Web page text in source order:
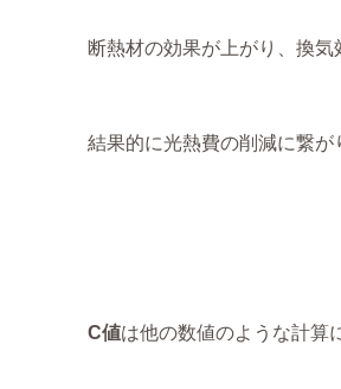
断熱材の効果が上がり、換気
結果的に光熱費の削減に繋
C値は他の数値のような計算